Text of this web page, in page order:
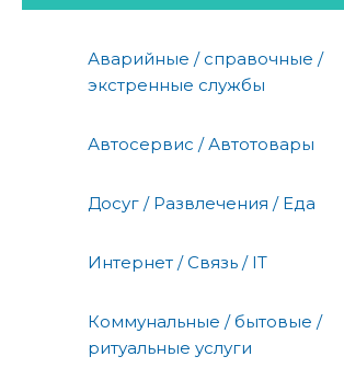
Аварийные / справочные /
экстренные службы
Автосервис / Автотовары
Досуг / Развлечения / Еда
Интернет / Связь / IT
Коммунальные / бытовые /
ритуальные услуги